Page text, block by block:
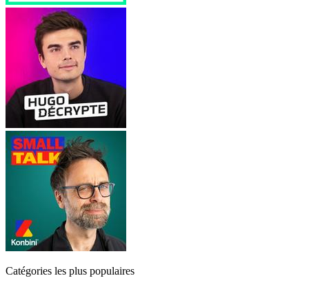
Catégories les plus populaires